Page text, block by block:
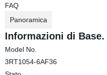
FAQ
Panoramica
Informazioni di Base.
Model No.
3RT1054-6AF36